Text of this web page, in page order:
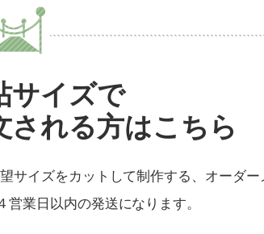
サイズで
される方はこちら
サイズをカットして制作する、 オーダー
業日以内の発送になります。